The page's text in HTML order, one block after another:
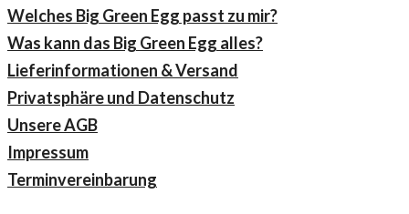
Welches Big Green Egg passt zu mir?
Was kann das Big Green Egg alles?
Lieferinformationen & Versand
Privatsphäre und Datenschutz
Unsere AGB
Impressum
Terminvereinbarung